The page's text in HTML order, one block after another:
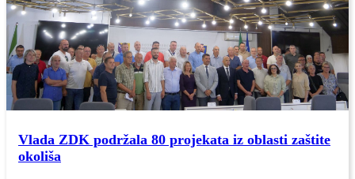
Vlada ZDK podržala 80 projekata iz oblasti zaštite
okoliša